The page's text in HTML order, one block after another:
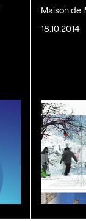
Maison de
18.10.2014